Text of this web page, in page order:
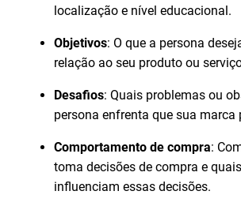
localização e nível educacional.
Objetivos: O que a persona
relação ao seu produto ou
Desafios: Quais problemas ou
persona enfrenta que sua marca
Comportamento de compra:
toma decisões de compra e
influenciam essas decisões.